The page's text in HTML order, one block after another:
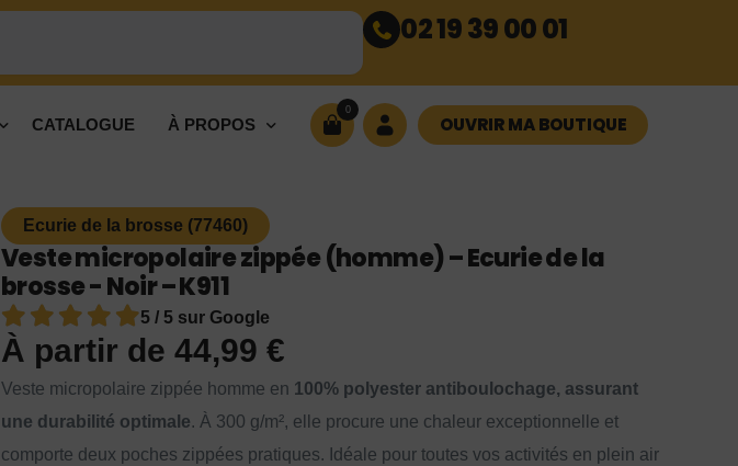
02 19 39 00 01
CATALOGUE À PROPOS
0
OUVRIR MA BOUTIQUE
Ecurie de la brosse (77460)
Veste micropolaire zippée (homme) – Ecurie de la
brosse - Noir – K911
5 / 5 sur Google
À partir de 44,99 €
Veste micropolaire zippée homme en 100% polyester antiboulochage, assurant
une durabilité optimale. À 300 g/m², elle procure une chaleur exceptionnelle et
comporte deux poches zippées pratiques. Idéale pour toutes vos activités en plein air